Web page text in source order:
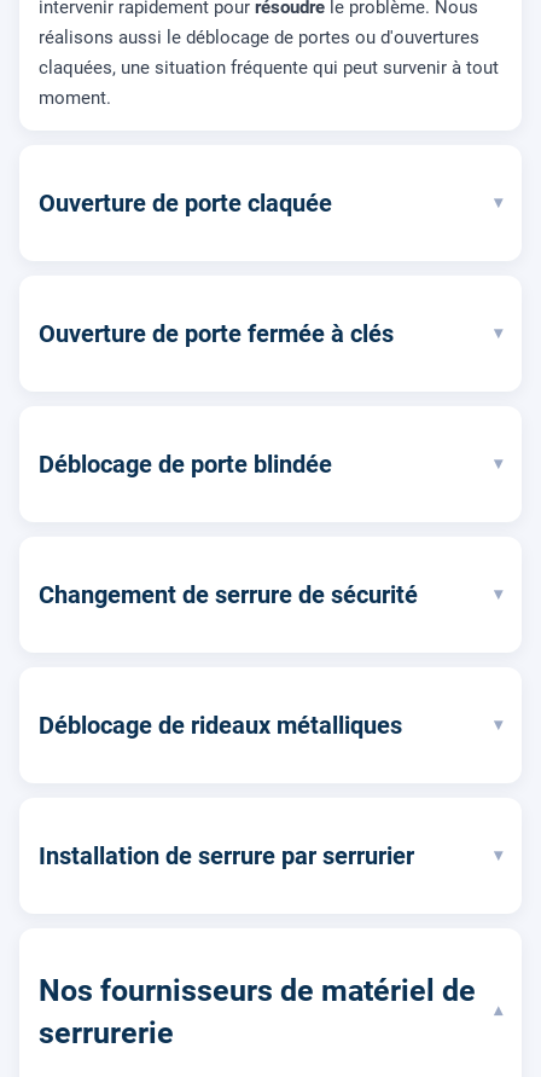
intervenir rapidement pour résoudre le problème. Nous
réalisons aussi le déblocage de portes ou d'ouvertures
claquées, une situation fréquente qui peut survenir à tout
moment.
Ouverture de porte claquée ▾
Ouverture de porte fermée à clés ▾
Déblocage de porte blindée ▾
Changement de serrure de sécurité ▾
Déblocage de rideaux métalliques ▾
Installation de serrure par serrurier ▾
Nos fournisseurs de matériel de
serrurerie
▾